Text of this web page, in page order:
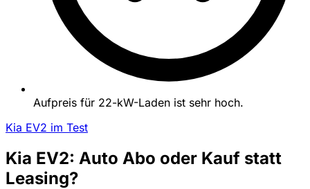
Aufpreis für 22-kW-Laden ist sehr hoch.
Kia EV2 im Test
Kia EV2: Auto Abo oder Kauf statt
Leasing?